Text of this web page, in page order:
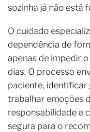
sozinha já não está
O cuidado
dependência de
apenas de impedir
dias. O processo
paciente, identificar
trabalhar emoções
responsabilidade e
segura para o